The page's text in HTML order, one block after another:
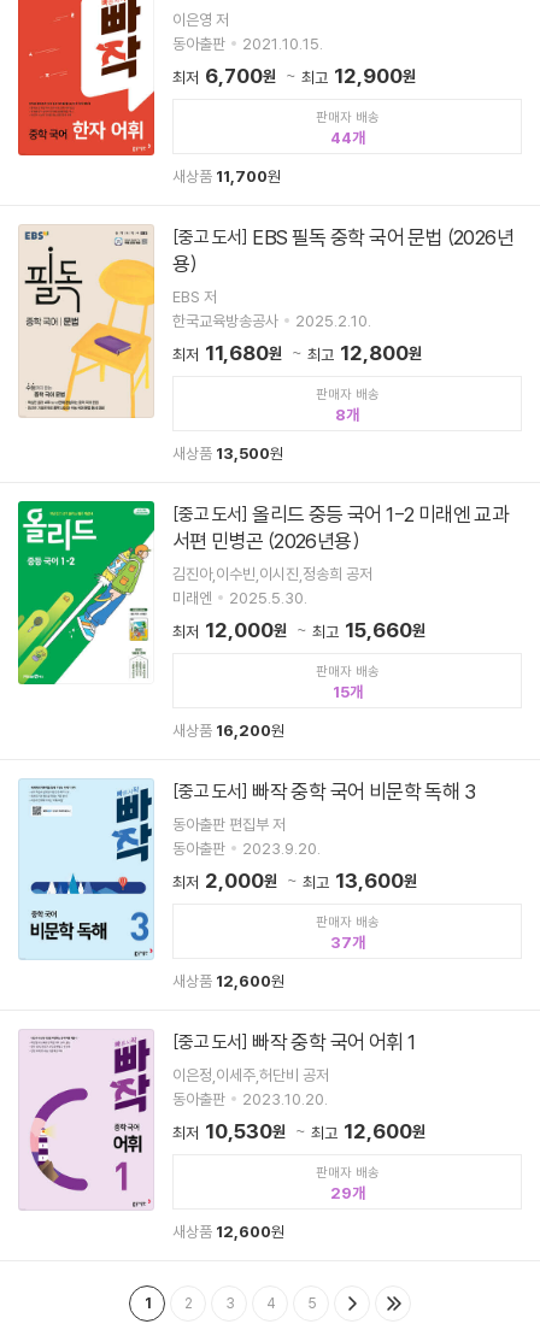
이은영 저
동아출판
2021.10.15.
최저 6,700원 최고 12,900원
판매자 배송
44
새상품 11,700원
[중고 도서]
용)
EBS 저
한국교육방송공사
2025.2.10.
최저 11,680원 최고 12,800원
판매자 배송
8
새상품 13,500원
[중고 도서] 올리드 중등 국어 1-2 미래엔 교과
서편 민병곤 (2026년용)
김진아,이수빈,이시진,정송희 공저
미래엔
2025.5.30.
최저 12,000원 최고 15,660원
판매자 배송
15
새상품 16,200원
[중고 도서] 빠작 중학 국어 비문학 독해 3
동아출판 편집부 저
동아출판
2023.9.20.
최저 2,000원 최고 13,600원
판매자 배송
37
새상품 12,600원
[중고 도서] 빠작 중학 국어 어휘 1
이은정,이세주,허단비 공저
동아출판
2023.10.20.
최저 10,530원 최고 12,600원
판매자 배송
29
새상품 12,600원
1 2 3 4 5